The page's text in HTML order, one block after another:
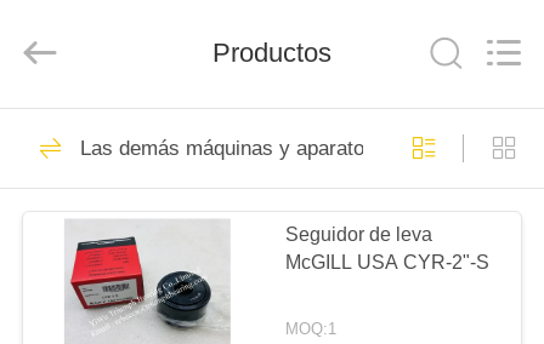
INICIO
PRODUCTOS
SOBRE
NOSOTROS
Triumph
Bearing
Los rodamientos de
rodillos cónicos
127
Productos
Las demás máquinas y aparatos para la
Seguidor de leva
McGILL USA CYR-2"-S
MOQ:1